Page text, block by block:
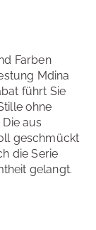
Farben
Mdina
führt Sie
ohne
aus
geschmückt
die Serie
gelangt.